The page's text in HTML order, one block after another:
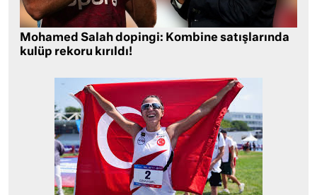
Mohamed Salah dopingi: Kombine satışlarında
kulüp rekoru kırıldı!